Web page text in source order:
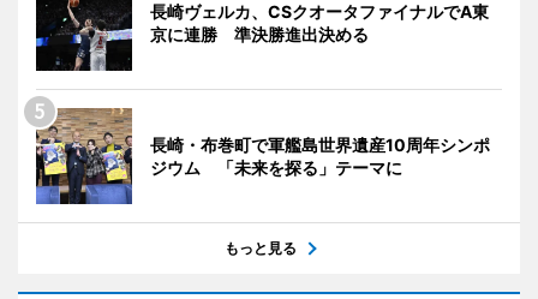
長崎ヴェルカ、CSクオータファイナルでA東
京に連勝 準決勝進出決める
長崎・布巻町で軍艦島世界遺産10周年シンポ
ジウム 「未来を探る」テーマに
もっと見る